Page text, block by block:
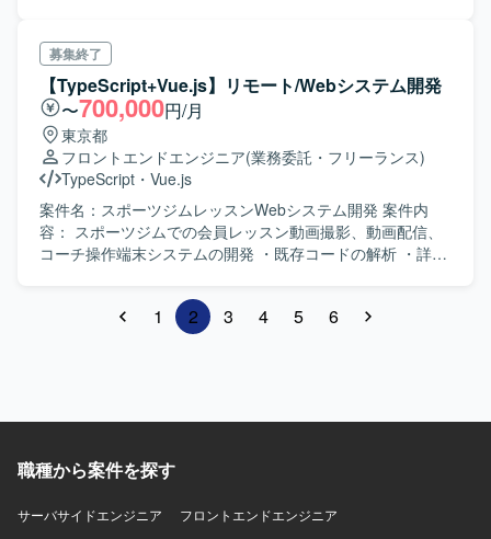
Typescript（React、Next.js） バックエンド：C#、Entity
Framework 長期の大型案件で、随時増員の可能性がありま
す。 ＜スキル＞ ■必 須： ・フロントエンド周りの開発経
験 ・TypescriptとReactでの開発経験 ・自走でき技術調査の
対応が可能な方 ・スクラム開発に意欲的に取り組んでいた
だける方 ■尚 可： ・Next.jsのご経験 ・AWSサービスの利
用経験 ・Docker（コンテナ）の経験 ・GraphQLの知見
募集終了
【TypeScript+Vue.js】リモート/Webシステム開発
〜700,000円/月
東京都
フロントエンドエンジニア(業務委託・フリーランス)
TypeScript ・ Vue.js
案件名：スポーツジムレッスンWebシステム開発 案件内
容： スポーツジムでの会員レッスン動画撮影、動画配信、
コーチ操作端末システムの開発 ・既存コードの解析 ・詳細
加/仕様変更対応 ・不具合対応 ・Webフロント開発 工程：
詳細設計～結合試験
1 2 3 4 5 6
職種から案件を探す
サーバサイドエンジニア
フロントエンドエンジニア